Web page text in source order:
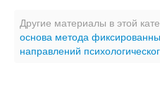
Другие материалы в этой
основа метода
направлений